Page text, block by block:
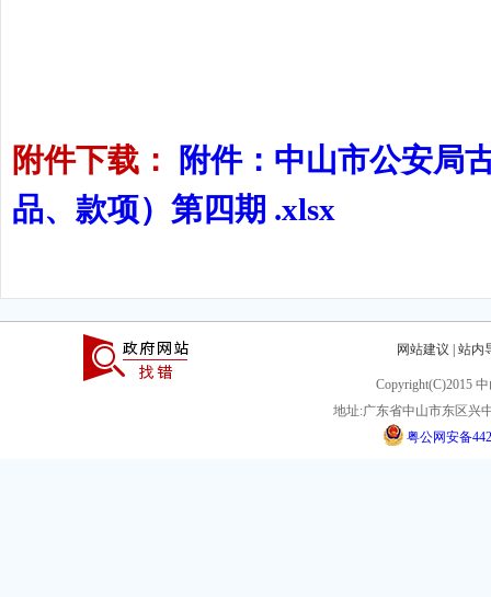
附件下载：
附件：中山市公安局
品、款项）第四期 .xlsx
网站建议 站内
Copyright(C)2015
地址:广东省中山市东区兴
粤公网安备